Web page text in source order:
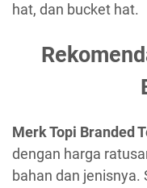
hat, dan bucket hat.
Merk Topi Branded
dengan harga
bahan dan